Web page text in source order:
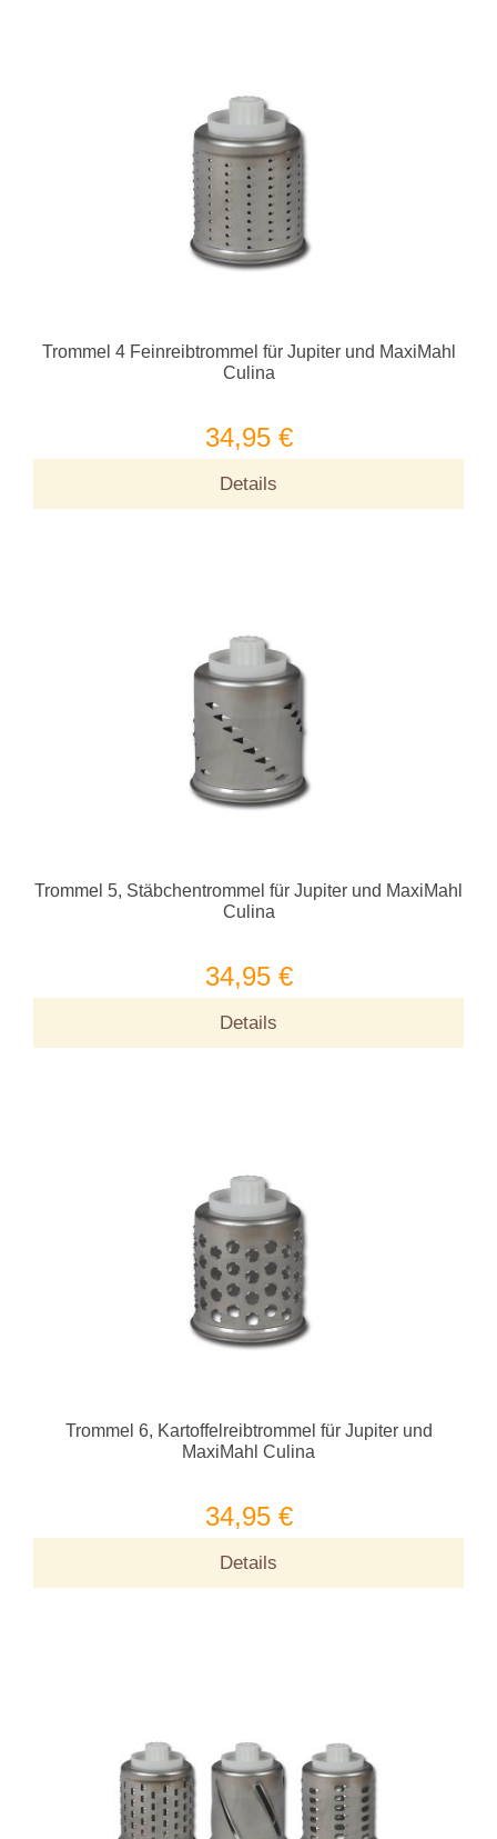
Trommel 4 Feinreibtrommel für Jupiter und MaxiMahl
Culina
34,95 €
Details
Trommel 5, Stäbchentrommel für Jupiter und MaxiMahl
Culina
34,95 €
Details
Trommel 6, Kartoffelreibtrommel für Jupiter und
MaxiMahl Culina
34,95 €
Details